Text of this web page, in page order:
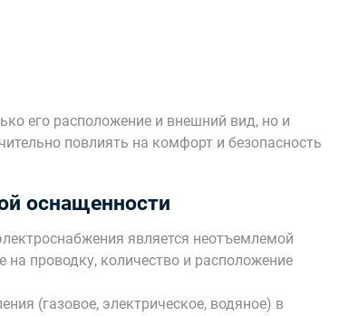
его расположение и внешний вид, но и
повлиять на комфорт и безопасность
оснащенности
является неотъемлемой
проводку, количество и расположение
(газовое, электрическое, водяное) в